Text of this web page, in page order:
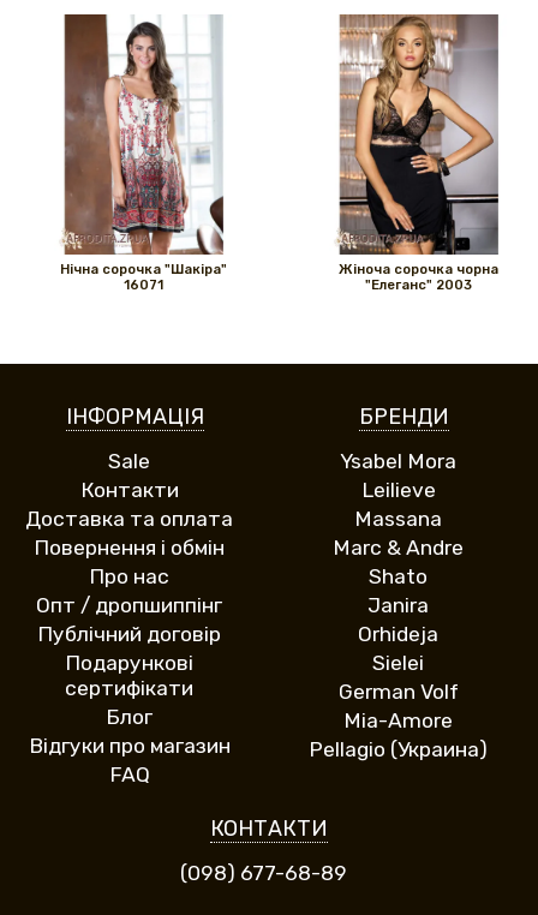
Нічна сорочка "Шакіра"
16071
Жіноча сорочка чорна
"Елеганс" 2003
ІНФОРМАЦІЯ
Sale
Контакти
Доставка та оплата
Повернення і обмін
Про нас
Опт / дропшиппінг
Публічний договір
Подарункові
сертифікати
Блог
Відгуки про магазин
FAQ
БРЕНДИ
Ysabel Mora
Leilieve
Massana
Marc & Andre
Shato
Janira
Orhideja
Sielei
German Volf
Mia-Amore
Pellagio (Украина)
КОНТАКТИ
(098) 677-68-89